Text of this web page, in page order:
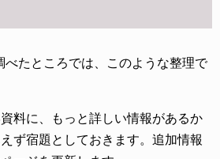
べたところでは、このような整理で
料に、もっと詳しい情報があるか
ず宿題としておきます。追加情報